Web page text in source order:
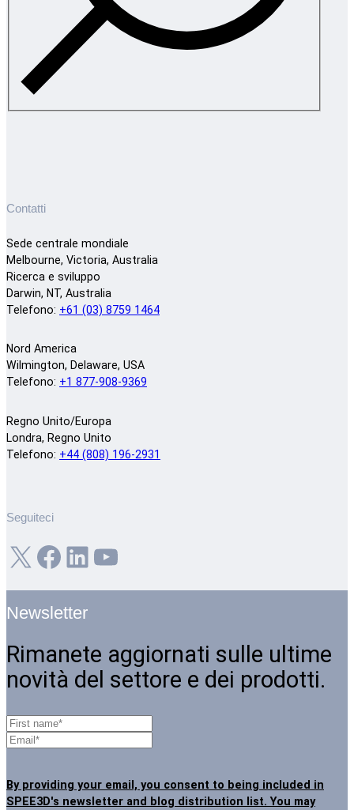
Contatti
Sede centrale mondiale
Melbourne, Victoria, Australia
Ricerca e sviluppo
Darwin, NT, Australia
Telefono: +61 (03) 8759 1464
Nord America
Wilmington, Delaware, USA
Telefono: +1 877-908-9369
Regno Unito/Europa
Londra, Regno Unito
Telefono: +44 (808) 196-2931
Seguiteci
X Facebook LinkedIn YouTube
Newsletter
Rimanete aggiornati sulle ultime
novità del settore e dei prodotti.
By providing your email, you consent to being included in
SPEE3D's newsletter and blog distribution list. You may